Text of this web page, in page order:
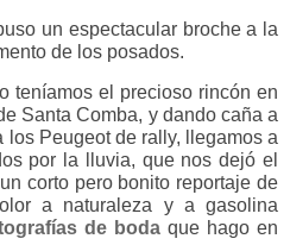
un espectacular broche a la
de los posados.
teníamos el precioso rincón en
Santa Comba, y dando caña a
los Peugeot de rally, llegamos a
por la lluvia, que nos dejó el
corto pero bonito reportaje de
a naturaleza y a gasolina
de boda que hago en